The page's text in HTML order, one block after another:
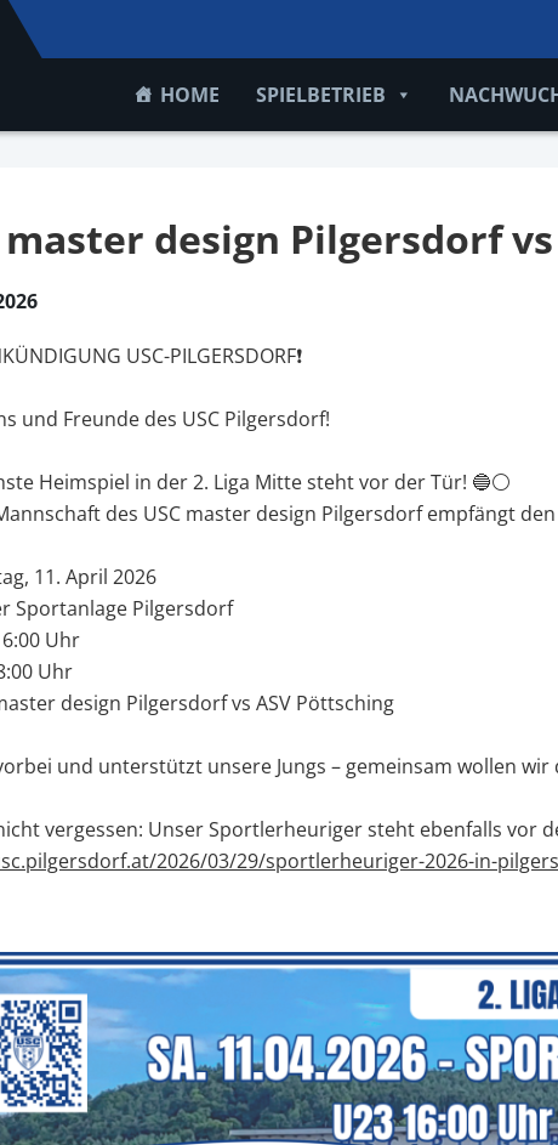
HOME SPIELBETRIEB
master design Pilgersdorf
USC-PILGERSDORF❗
und Freunde des USC Pilgersdorf!
Heimspiel in der 2. Liga Mitte steht vor der Tür! 🔵⚪
des USC master design Pilgersdorf empfängt den
11. April 2026
Sportanlage Pilgersdorf
Uhr
Uhr
design Pilgersdorf vs ASV Pöttsching
und unterstützt unsere Jungs – gemeinsam wollen wir
vergessen: Unser Sportlerheuriger steht ebenfalls vor
2026/03/29/sportlerheuriger-2026-in-